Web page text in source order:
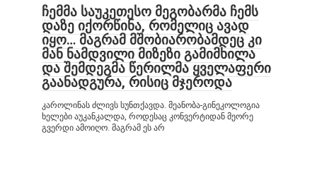
ჩემმა საუკეთესო მეგობარმა ჩემს
დაზე იქორწინა, რომელიც ავად
იყო… მაგრამ მშობიარობამდეც კი
მან ნამდვილი მიზეზი გამიმხილა
და შემდეგმა წერილმა ყველაფერი
გაანადგურა, რისიც მჯეროდა
კაროლინას ძლივს სუნთქავდა. მეანობა-გინეკოლოგია
ხელები აუკანკალდა, როდესაც კონვერტიდან მეორე
გვერდი ამოიღო. მაგრამ ეს არ